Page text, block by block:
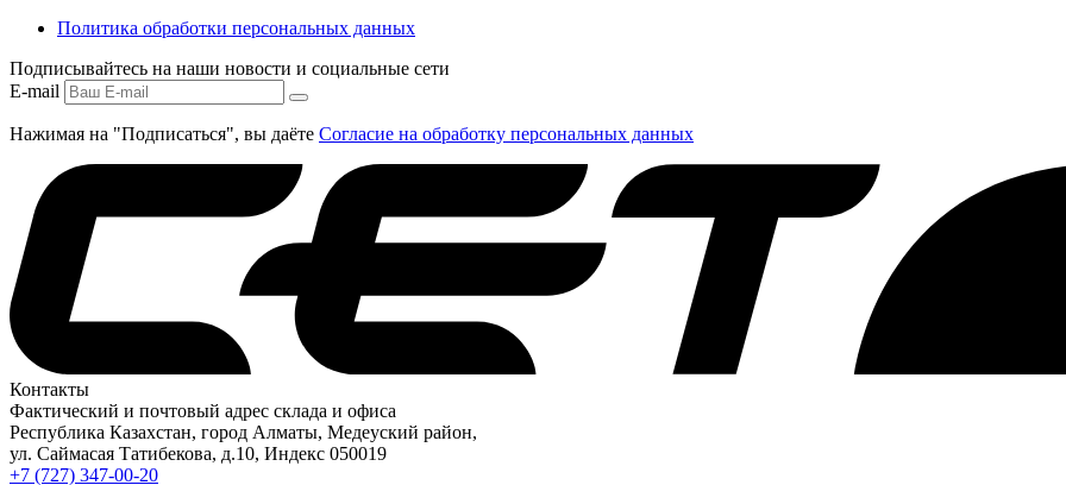
Политика обработки персональных данных
Подписывайтесь на наши новости и социальные сети
E-mail
Нажимая на "Подписаться", вы даёте Согласие на обработку персональных данных
Контакты
Фактический и почтовый адрес склада и офиса
Республика Казахстан, город Алматы, Медеуский район,
ул. Саймасая Татибекова, д.10, Индекс 050019
+7 (727) 347-00-20